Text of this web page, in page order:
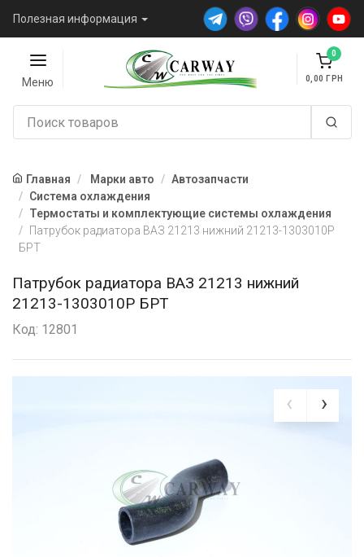
Полезная информация
Меню
0
0,00
Главная Марки авто
Автозапчасти
Система охлаждения
Термостаты и комплектующие системы охлаждения
Патрубок радиатора ВАЗ 21213 нижний 21213-1303010Р
БРТ
Патрубок радиатора ВАЗ 21213 нижний
21213-1303010Р БРТ
Код: 12801